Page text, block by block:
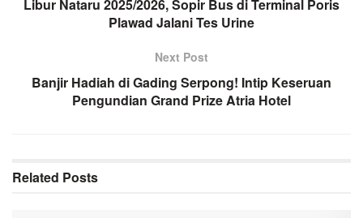
Libur Nataru 2025/2026, Sopir Bus di Terminal Poris
Plawad Jalani Tes Urine
Next Post
Banjir Hadiah di Gading Serpong! Intip Keseruan
Pengundian Grand Prize Atria Hotel
Related Posts